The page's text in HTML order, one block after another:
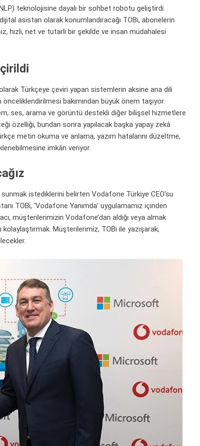
teknolojisine dayalı bir sohbet robotu geliştirdi.
asistan olarak konumlandıracağı TOBi, abonelerin
hızlı, net ve tutarlı bir şekilde ve insan müdahalesi
Türkçeye çeviri yapan sistemlerin aksine ana dili
bakımından büyük önem taşıyor.
ses, arama ve görüntü destekli diğer bilişsel hizmetlere
özelliği, bundan sonra yapılacak başka yapay zekâ
metin okuma ve anlama, yazım hatalarını düzeltme,
imkân veriyor.
istediklerini belirten Vodafone Türkiye CEO’su
TOBi, ‘Vodafone Yanımda’ uygulamamız içinden
müşterilerimizin Vodafone’dan aldığı veya almak
Müşterilerimiz, TOBi ile yazışarak,